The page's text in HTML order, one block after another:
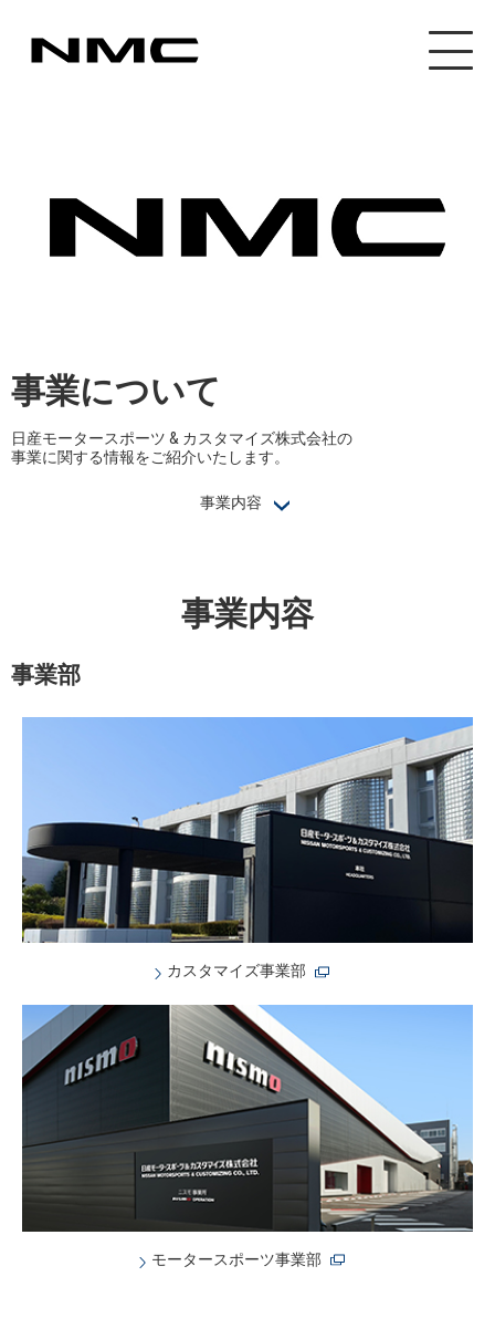
事業について
日産モータースポーツ & カスタマイズ株式会社の
事業に関する情報をご紹介いたします。
事業内容
事業内容
事業部
カスタマイズ事業部
モータースポーツ事業部